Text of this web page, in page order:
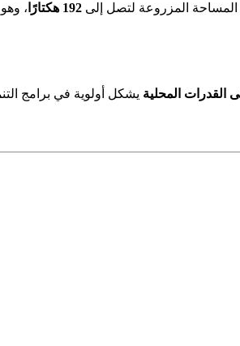
المزروعة لتصل إلى 192 هكتارًا ،
القدرات المحلية يشكل أولوية في برامج